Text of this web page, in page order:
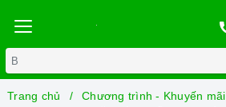
Trang chủ
Chương trình - Khuyến mãi